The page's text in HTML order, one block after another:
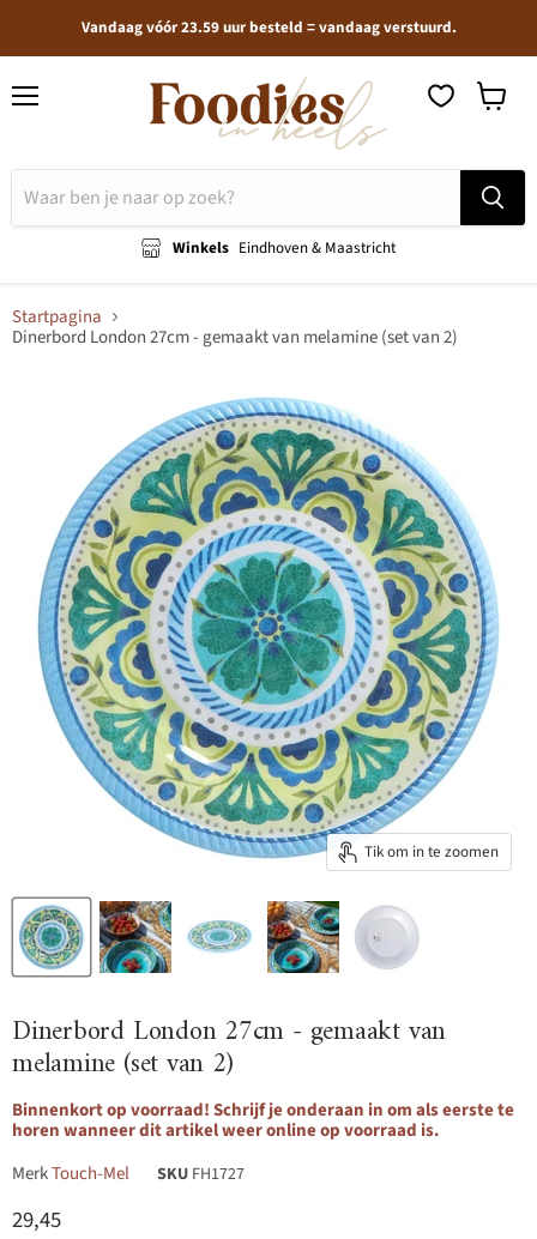
Vandaag vóór 23.59 uur besteld = vandaag verstuurd.
Winkels Eindhoven & Maastricht
Startpagina
Dinerbord London 27cm - gemaakt van melamine (set van 2)
Tik om in te zoomen
Dinerbord London 27cm - gemaakt van
melamine (set van 2)
Binnenkort op voorraad! Schrijf je onderaan in om als eerste te
horen wanneer dit artikel weer online op voorraad is.
MerkTouch-Mel SKU FH1727
Huidige prijs
29,45